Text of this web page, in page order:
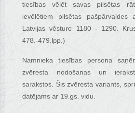
tiesības vēlēt savas pilsētas
ievēlētiem pilsētas pašpārvaldes
Latvijas vēsture 1180 - 1290.
478.-479.lpp.)
Namnieka tiesības persona
zvēresta nodošanas un
sarakstos. Šis zvēresta variants,
datējams ar 19.gs. vidu.